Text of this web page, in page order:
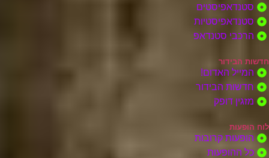
סטנדאפיסטים
סטנדאפיסטיות
הרכבי סטנדאפ
חדשות הבידור
המייל האדום!
חדשות הבידור
מזגין דופק
לוח הופעות
הופעות קרובות
כל ההופעות